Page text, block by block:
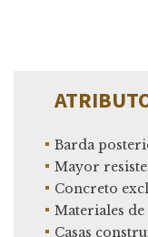
Recámara 1
Baño completo.
Barda
Mayor
Concreto
Materiales
Casas